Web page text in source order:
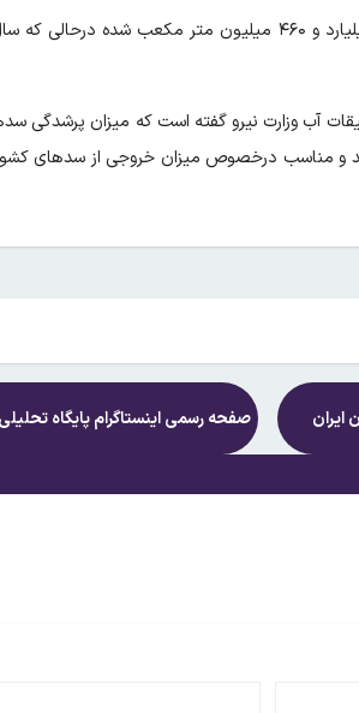
آب وزارت نیرو گفته است که میزان پرشدگی
و مناسب درخصوص میزان خروجی از سدهای
ایران صفحه رسمی اینستاگرام پایگاه